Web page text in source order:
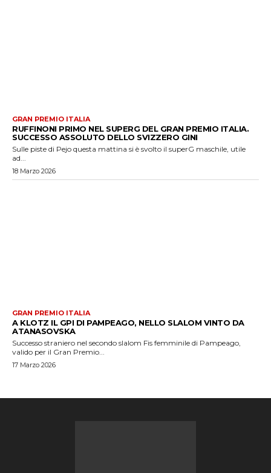
GRAN PREMIO ITALIA
RUFFINONI PRIMO NEL SUPERG DEL GRAN PREMIO ITALIA.
SUCCESSO ASSOLUTO DELLO SVIZZERO GINI
Sulle piste di Pejo questa mattina si è svolto il superG maschile, utile
ad...
18 Marzo 2026
GRAN PREMIO ITALIA
A KLOTZ IL GPI DI PAMPEAGO, NELLO SLALOM VINTO DA
ATANASOVSKA
Successo straniero nel secondo slalom Fis femminile di Pampeago,
valido per il Gran Premio...
17 Marzo 2026